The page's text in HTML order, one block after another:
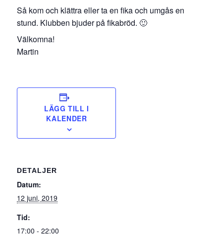
Så kom och klättra eller ta en fika och umgås en
stund. Klubben bjuder på fikabröd. 🙂
Välkomna!
Martin
LÄGG TILL I
KALENDER
DETALJER
Datum:
12 juni, 2019
Tid:
17:00 - 22:00